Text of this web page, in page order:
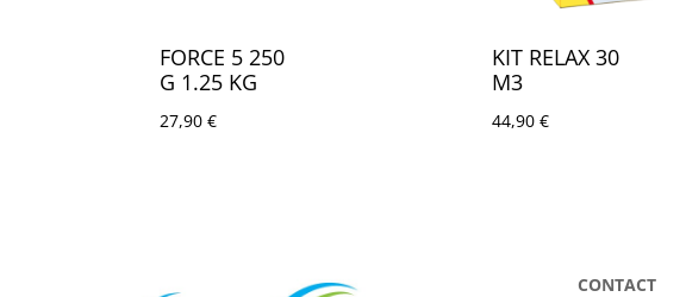
FORCE 5 250
G 1.25 KG
27,90€
KIT RELAX 30
M3
44,90€
CONTACT